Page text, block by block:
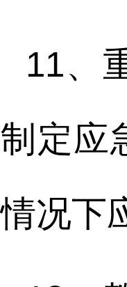
11、
制定应
情况下